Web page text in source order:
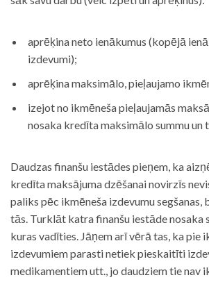
aprēķina neto ienākumus (kopējā
izdevumi);
aprēķina maksimālo, pieļaujamo
izejot no ikmēneša pieļaujamās
nosaka kredīta maksimālo summu un
Daudzas finanšu iestādes pieņem, ka
kredīta maksājuma dzēšanai novirzīs
paliks pēc ikmēneša izdevumu segšanas,
tās. Turklāt katra finanšu iestāde nosaka
kuras vadīties. Jāņem arī vērā tas, ka pie
izdevumiem parasti netiek pieskaitīti
medikamentiem utt., jo daudziem tie nav